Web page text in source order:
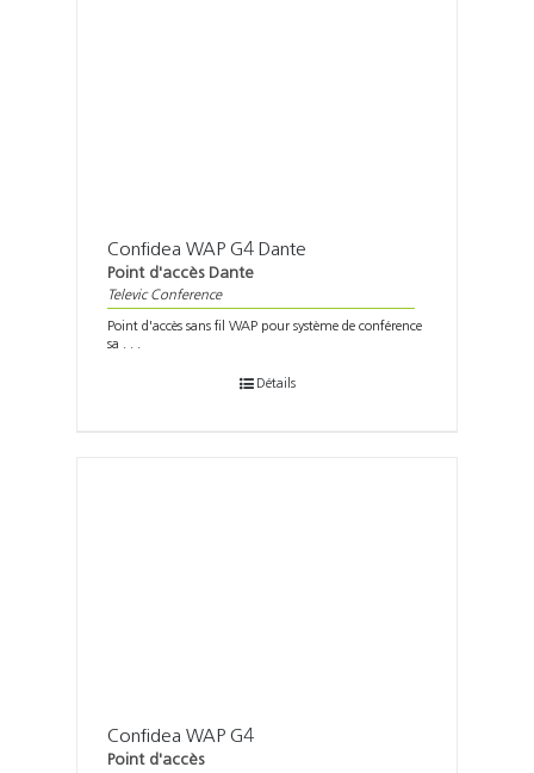
Confidea WAP G4 Dante
Point d'accès Dante
Televic Conference
Point d'accès sans fil WAP pour système de conférence
sa . . .
Détails
Confidea WAP G4
Point d'accès